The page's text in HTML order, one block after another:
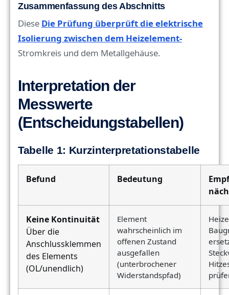
Zusammenfassung des Abschnitts
Diese Die Prüfung überprüft die elektrische
Isolierung zwischen dem Heizelement-
Stromkreis und dem Metallgehäuse.
Interpretation der
Messwerte
(Entscheidungstabellen)
Tabelle 1: Kurzinterpretationstabelle
Befund Bedeutung
Keine Kontinuität
Über die
Anschlussklemmen
des Elements
(OL/unendlich)
Element
wahrscheinlich im
offenen Zustand
ausgefallen
(unterbrochener
Widerstandspfad)